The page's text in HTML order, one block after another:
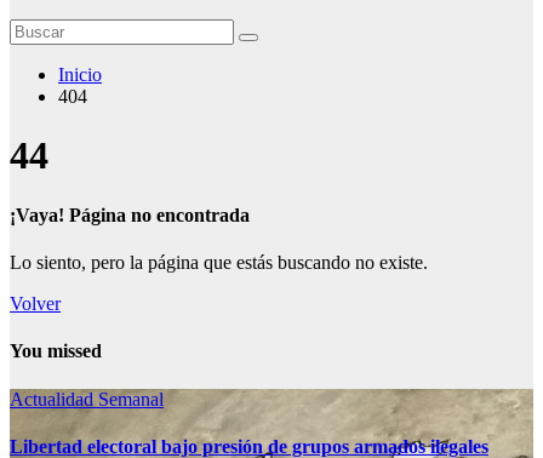
Inicio
404
44
¡Vaya! Página no encontrada
Lo siento, pero la página que estás buscando no existe.
Volver
You missed
Actualidad Semanal
Libertad electoral bajo presión de grupos armados ilegales